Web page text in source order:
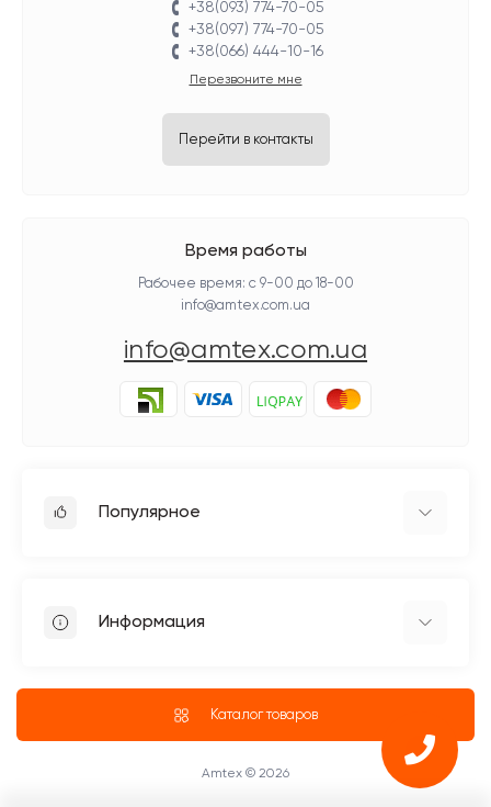
+38(093) 774-70-05
+38(097) 774-70-05
+38(066) 444-10-16
Перезвоните мне
Перейти в контакты
Время работы
Рабочее время: с 9-00 до 18-00
info@amtex.com.ua
info@amtex.com.ua
Популярное
Швейное оборудование Jack
Четырехниточные оверлоки
Информация
Блог
ПУБЛИЧНЫЙ ДОГОВОР (ОФЕРТА)
Каталог товаров
Amtex © 2026